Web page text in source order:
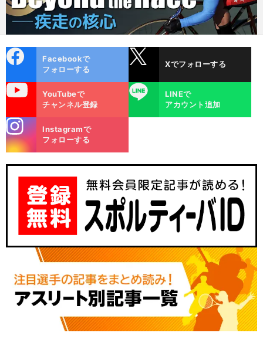
ok
Facebookで
フォローする
Xでフォローする
YouTubeで
チャンネル登録
LINE
LINEで
アカウント追加
m
Instagramで
フォローする